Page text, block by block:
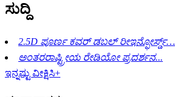
ಸುದ್ದಿ
2.5D ಪೂರ್ಣ ಕವರ್ ಡಬಲ್ ರೀಇನ್ಫೋರ್ಸ್ಡ್…
ಅಂತರರಾಷ್ಟ್ರೀಯ ರೇಡಿಯೋ ಪ್ರದರ್ಶನ...
ಇನ್ನಷ್ಟು ವೀಕ್ಷಿಸಿ+